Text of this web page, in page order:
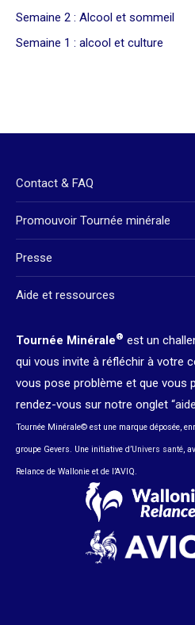
Semaine 2 : Alcool et sommeil
Semaine 1 : alcool et culture
Contact & FAQ
Promouvoir Tournée minérale
Presse
Aide et ressources
Tournée Minérale® est un
qui vous invite à réfléchir à votre
vous pose problème et que vous
rendez-vous sur notre onglet “aide
Tournée Minérale© est une marque déposée,
groupe Gevers. Une initiative d’Univers santé,
Relance de Wallonie et de l’AVIQ.